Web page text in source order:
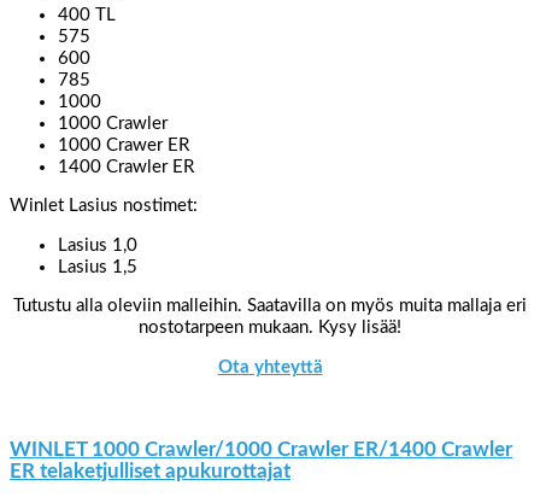
400 TL
575
600
785
1000
1000 Crawler
1000 Crawer ER
1400 Crawler ER
Winlet Lasius nostimet:
Lasius 1,0
Lasius 1,5
Tutustu alla oleviin malleihin. Saatavilla on myös muita mallaja eri
nostotarpeen mukaan. Kysy lisää!
Ota yhteyttä
WINLET 1000 Crawler/1000 Crawler ER/1400 Crawler
ER telaketjulliset apukurottajat